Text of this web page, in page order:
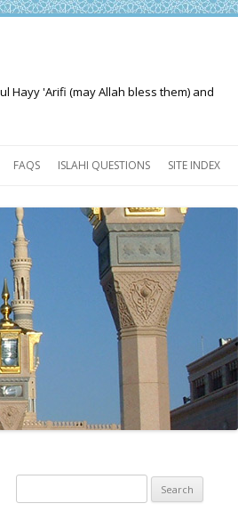
Hayy 'Arifi (may Allah bless them) and
FAQS ISLAHI QUESTIONS SITE INDEX
for: